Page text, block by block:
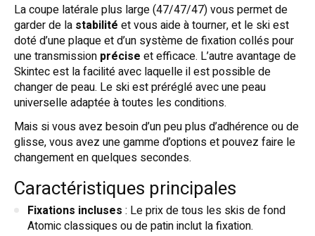
La coupe latérale plus large (47/47/47) vous permet de
garder de la stabilité et vous aide à tourner, et le ski est
doté d’une plaque et d’un système de fixation collés pour
une transmission précise et efficace. L’autre avantage de
Skintec est la facilité avec laquelle il est possible de
changer de peau. Le ski est préréglé avec une peau
universelle adaptée à toutes les conditions.
Mais si vous avez besoin d’un peu plus d’adhérence ou de
glisse, vous avez une gamme d’options et pouvez faire le
changement en quelques secondes.
Caractéristiques principales
Fixations incluses : Le prix de tous les skis de fond
Atomic classiques ou de patin inclut la fixation.